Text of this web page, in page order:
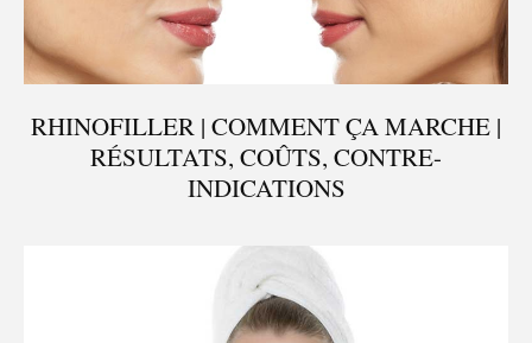
RHINOFILLER | COMMENT ÇA MARCHE |
RÉSULTATS, COÛTS, CONTRE-
INDICATIONS